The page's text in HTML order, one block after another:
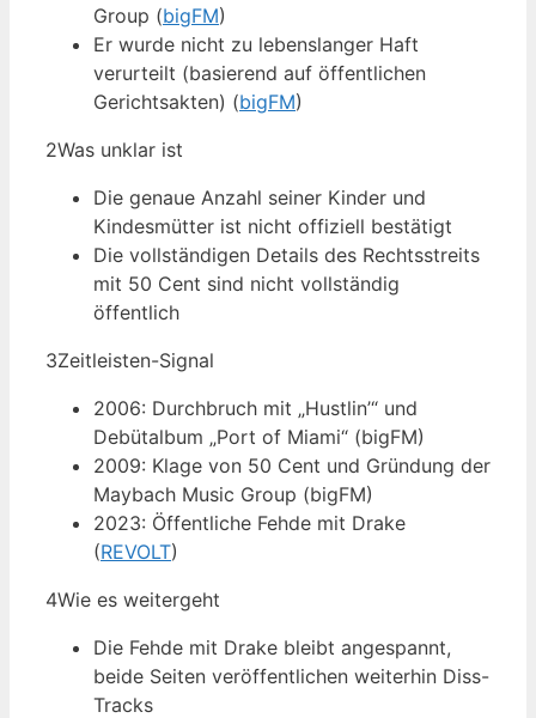
Group (bigFM)
Er wurde nicht zu lebenslanger Haft
verurteilt (basierend auf öffentlichen
Gerichtsakten) (bigFM)
2Was unklar ist
Die genaue Anzahl seiner Kinder und
Kindesmütter ist nicht offiziell bestätigt
Die vollständigen Details des Rechtsstreits
mit 50 Cent sind nicht vollständig
öffentlich
3Zeitleisten-Signal
2006: Durchbruch mit „Hustlin’“ und
Debütalbum „Port of Miami“ (bigFM)
2009: Klage von 50 Cent und Gründung der
Maybach Music Group (bigFM)
2023: Öffentliche Fehde mit Drake
(REVOLT)
4Wie es weitergeht
Die Fehde mit Drake bleibt angespannt,
beide Seiten veröffentlichen weiterhin Diss-
Tracks